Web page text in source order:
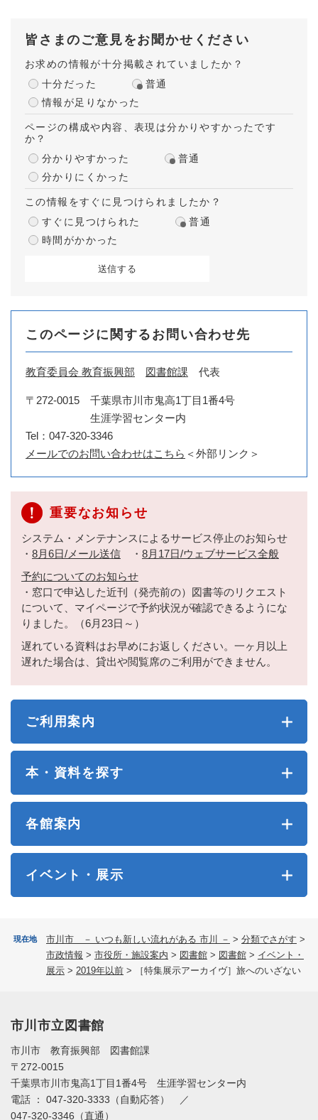
現在地 市川市 － いつも新しい流れがある 市川 － > 分類でさがす >
市政情報 > 市役所・施設案内 > 図書館 > 図書館 > イベント・
展示 > 2019年以前 > ［特集展示アーカイヴ］旅へのいざない
皆さまのご意見をお聞かせください
お求めの情報が十分掲載されていましたか？
十分だった
普通
情報が足りなかった
ページの構成や内容、表現は分かりやすかったです
か？
分かりやすかった
普通
分かりにくかった
この情報をすぐに見つけられましたか？
すぐに見つけられた
普通
時間がかかった
このページに関するお問い合わせ先
教育委員会 教育振興部 図書館課 代表
〒272-0015
千葉県市川市鬼高1丁目1番4号
生涯学習センター内
Tel：047-320-3346
メールでのお問い合わせはこちら ＜外部リンク＞
重要なお知らせ
システム・メンテナンスによるサービス停止のお知らせ
・ 8月6日/メール送信 ・ 8月17日/ウェブサービス全般
予約についてのお知らせ
・窓口で申込した近刊（発売前の）図書等のリクエスト
について、マイページで予約状況が確認できるようにな
りました。（6月23日～）
遅れている資料はお早めにお返しください。一ヶ月以上
遅れた場合は、貸出や閲覧席のご利用ができません。
ご利用案内
本・資料を探す
各館案内
イベント・展示
市川市立図書館
市川市 教育振興部 図書館課
〒272-0015
千葉県市川市鬼高1丁目1番4号 生涯学習センター内
電話 ： 047-320-3333（自動応答） ／
047-320-3346（直通）